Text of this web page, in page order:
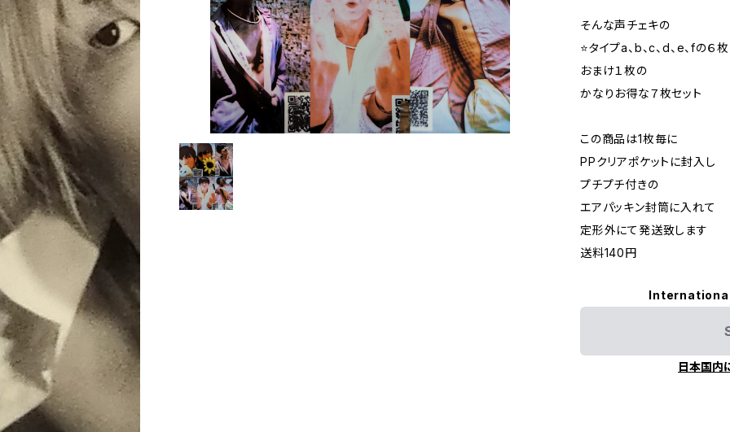
そんな声チェキの
⭐️タイプa、b、c、d、e、fの６
おまけ１枚の
かなりお得な７枚セット
この商品は1枚毎に
PPクリアポケットに封入し
プチプチ付きの
エアパッキン封筒に入れて
定形外にて発送致します
送料140円
日本国内